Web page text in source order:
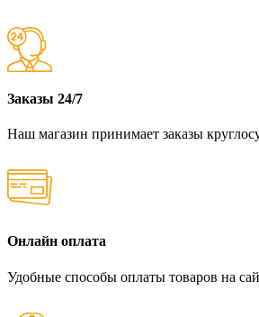
Заказы 24/7
Наш магазин принимает заказы
Онлайн оплата
Удобные способы оплаты товаров на